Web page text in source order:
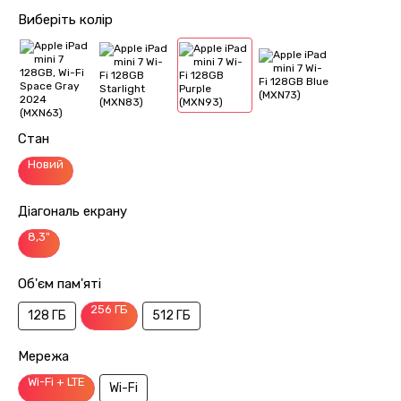
Виберіть колір
Стан
Новий
Діагональ екрану
8,3"
Об'єм пам'яті
128 ГБ 256 ГБ 512 ГБ
Мережа
Wi-Fi + LTE Wi-Fi